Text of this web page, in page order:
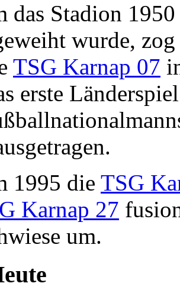
das Stadion
wurde,
TSG Karnap 07
erste
1995 die TSG
Karnap 27
um.